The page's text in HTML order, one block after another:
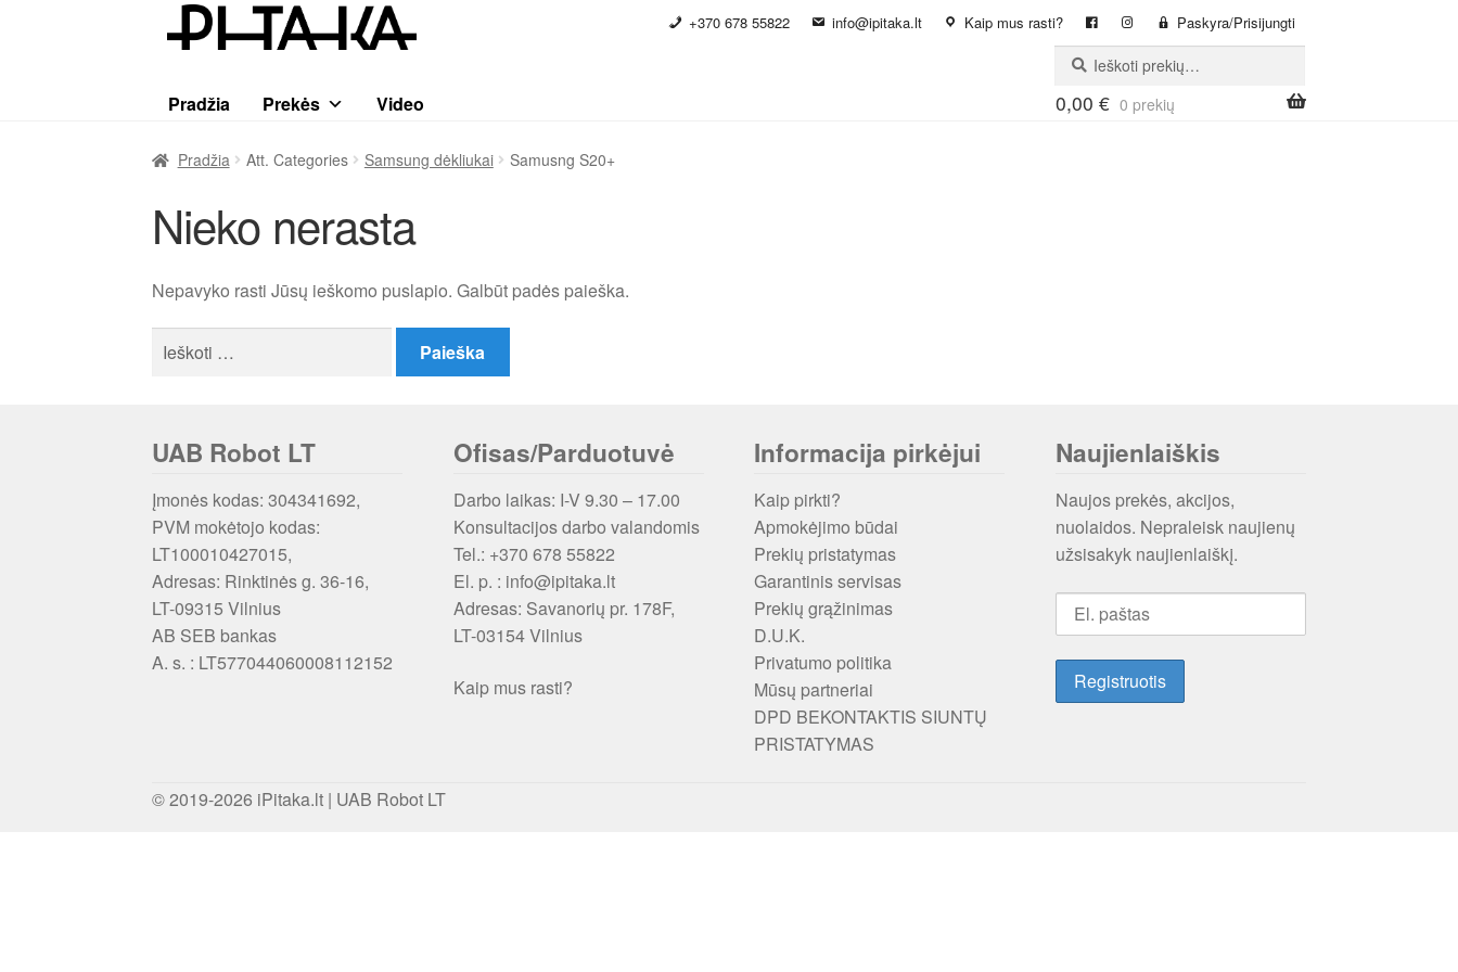
Pereiti
prie
Pereiti
prie
Paskyra/Prisijungti
Kaip mus rasti?
info@ipitaka.lt
+370 678 55822
Ieškoti:
Ieškoti
Pradžia Prekės Video 0,00 € 0 prekių
Pradžia Att. Categories Samsung dėkliukai Samusng S20+
Nieko nerasta
Nepavyko rasti Jūsų ieškomo puslapio. Galbūt padės paieška.
Ieškoti:
UAB Robot LT
Įmonės kodas: 304341692,
PVM mokėtojo kodas:
LT100010427015,
Adresas: Rinktinės g. 36-16,
LT-09315 Vilnius
AB SEB bankas
A. s. : LT577044060008112152
Ofisas/Parduotuvė
Darbo laikas: I-V 9.30 – 17.00
Konsultacijos darbo valandomis
Tel.: +370 678 55822
El. p. : info@ipitaka.lt
Adresas: Savanorių pr. 178F,
LT-03154 Vilnius
Kaip mus rasti?
Informacija pirkėjui
Kaip pirkti?
Apmokėjimo būdai
Prekių pristatymas
Garantinis servisas
Prekių grąžinimas
D.U.K.
Privatumo politika
Mūsų partneriai
DPD BEKONTAKTIS SIUNTŲ
PRISTATYMAS
Naujienlaiškis
Naujos prekės, akcijos,
nuolaidos. Nepraleisk naujienų
užsisakyk naujienlaiškį.
© 2019-2026 iPitaka.lt | UAB Robot LT